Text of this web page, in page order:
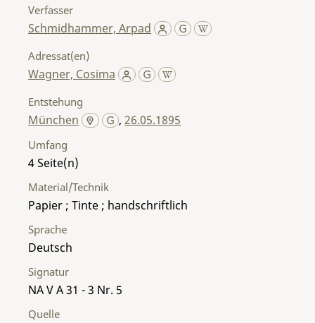
Verfasser
Schmidhammer, Arpad
Adressat(en)
Wagner, Cosima
Entstehung
München ,26.05.1895
Umfang
4
Material/Technik
Papier ; Tinte ; handschriftlich
Sprache
Deutsch
Signatur
NA V A 31 - 3 Nr. 5
Quelle